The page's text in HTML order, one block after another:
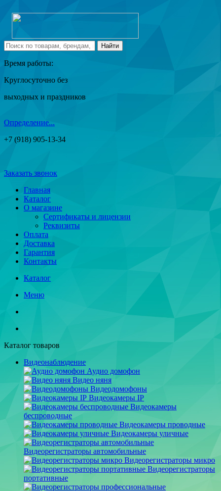
Время работы:
Круглосуточно без
выходных и праздников
Определение...
+7 (918) 905-13-34
Заказать звонок
Главная
Каталог
О магазине
Сертификаты и лицензии
Реквизиты
Оплата
Доставка
Гарантия
Контакты
Каталог
Меню
Каталог товаров
Видеонаблюдение
Аудио домофон
Видео няня
Видеодомофоны
Видеокамеры IP
Видеокамеры
беспроводные
Видеокамеры проводные
Видеокамеры уличные
Видеорегистраторы автомобильные
Видеорегистраторы микро
Видеорегистраторы
портативные